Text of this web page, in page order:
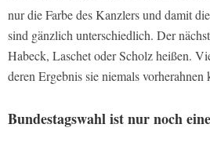
nur die Farbe des Kanzlers und damit
sind gänzlich unterschiedlich. Der
Habeck, Laschet oder Scholz heißen.
deren Ergebnis sie niemals vorherahnen
Bundestagswahl ist nur noch